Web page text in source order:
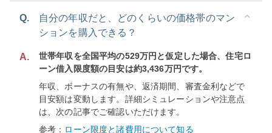
Q.
自分の年収だと、どのくらいの価格帯のマン
ションを購入できる？
A.
世帯年収を全国平均の529万円と仮定した場合、住宅ロ
ーン借入限度額の目安は約3,436万円です。
年収、ボーナスの有無や、返済期間、審査金利などで
目安額は変動します。詳細シミュレーションや注意点
は、次の記事でご確認いただけます。
参考： ローン限度と諸費用について知る